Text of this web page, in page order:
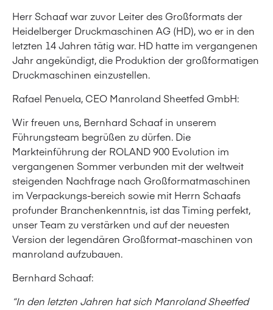
Herr Schaaf war zuvor Leiter des Großformats der
Heidelberger Druckmaschinen AG (HD), wo er in den
letzten 14 Jahren tätig war. HD hatte im vergangenen
Jahr angekündigt, die Produktion der großformatigen
Druckmaschinen einzustellen.
Rafael Penuela, CEO Manroland Sheetfed GmbH:
Wir freuen uns, Bernhard Schaaf in unserem
Führungsteam begrüßen zu dürfen. Die
Markteinführung der ROLAND 900 Evolution im
vergangenen Sommer verbunden mit der weltweit
steigenden Nachfrage nach Großformatmaschinen
im Verpackungs-bereich sowie mit Herrn Schaafs
profunder Branchenkenntnis, ist das Timing perfekt,
unser Team zu verstärken und auf der neuesten
Version der legendären Großformat-maschinen von
manroland aufzubauen.
Bernhard Schaaf:
“In den letzten Jahren hat sich Manroland Sheetfed